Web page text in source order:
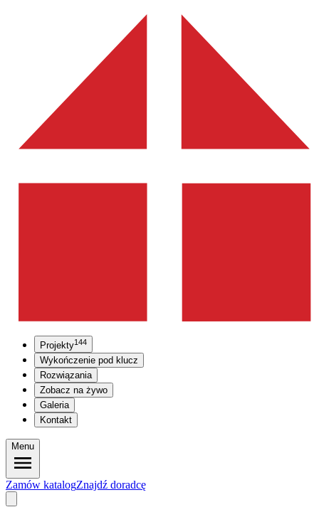
Projekty144
Wykończenie pod klucz
Rozwiązania
Zobacz na żywo
Galeria
Kontakt
Menu
Zamów katalogZnajdź doradcę